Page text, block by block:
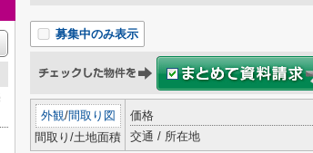
募集中のみ表示
外観/間取り図
間取り/土地面積
価格
交通 / 所在地